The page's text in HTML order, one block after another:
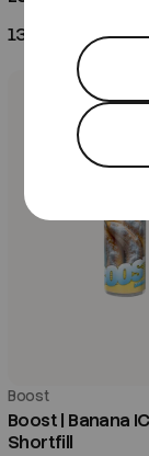
139 kr
Boost
Boost | Banana
Shortfill